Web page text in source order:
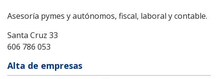
Asesoría pymes y autónomos, fiscal, laboral y contable.
Santa Cruz 33
606 786 053
Alta de empresas